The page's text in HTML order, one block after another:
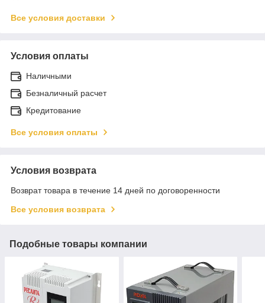
Все условия доставки
Условия оплаты
Наличными
Безналичный расчет
Кредитование
Все условия оплаты
Условия возврата
Возврат товара в течение 14 дней по договоренности
Все условия возврата
Подобные товары компании